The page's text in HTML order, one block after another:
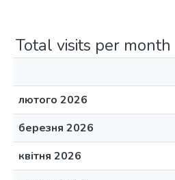
Total visits per month
лютого 2026
березня 2026
квітня 2026